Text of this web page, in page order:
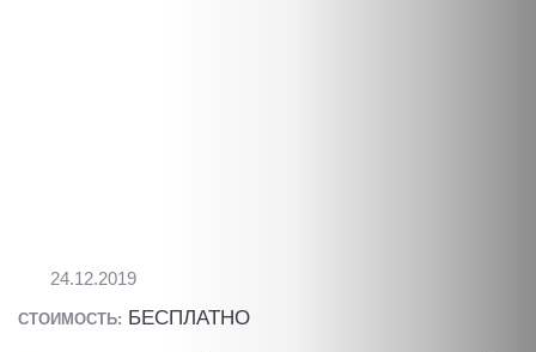
24.12.2019
СТОИМОСТЬ: БЕСПЛАТНО